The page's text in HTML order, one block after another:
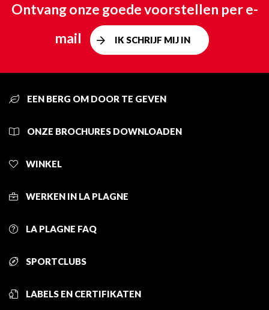
Ontvang onze goede voorstellen per e-
mail
IK SCHRIJF MIJ IN
EEN BERG OM DOOR TE GEVEN
ONZE BROCHURES DOWNLOADEN
WINKEL
WERKEN IN LA PLAGNE
LA PLAGNE FAQ
SPORTCLUBS
LABELS EN CERTIFIKATEN